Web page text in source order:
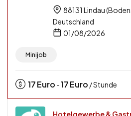
88131 Lindau
Deutschland
01/08/2026
Minijob
17Euro -17Euro / Stunde
Hotelgewerbe &